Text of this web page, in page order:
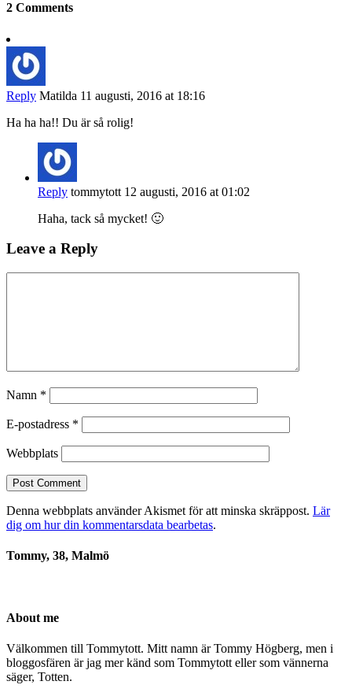
2 Comments
Reply Matilda 11 augusti, 2016 at 18:16
Ha ha ha!! Du är så rolig!
Reply tommytott 12 augusti, 2016 at 01:02
Haha, tack så mycket! 🙂
Leave a Reply
Namn *
E-postadress *
Webbplats
Denna webbplats använder Akismet för att minska skräppost. Lär
dig om hur din kommentarsdata bearbetas.
Tommy, 38, Malmö
About me
Välkommen till Tommytott. Mitt namn är Tommy Högberg, men i
bloggosfären är jag mer känd som Tommytott eller som vännerna
säger, Totten.